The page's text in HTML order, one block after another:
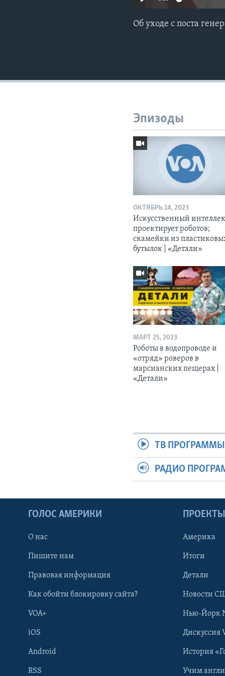
Об уходе с поста
Эпизоды
ОКТЯБРЬ 14, 2023
Искусственный
проектирует роботов;
скамейки из
бутылок | «Детали»
МАРТ 25, 2023
Роботы в водопроводе и
«отряд» роверов в
марсианских пещерах |
«Детали»
ТВ ПРОГРАММЫ
РАДИО
ГОЛОС АМЕРИКИ
О нас
Пишите нам
Правовая информация
Как обойти блокировку сайта?
VOA+
iOS
Android
RSS
ПРОЕКТЫ
Америка
Итоги
Детали
Новости
Нью-Йорк
Дискуссия
История
Учим